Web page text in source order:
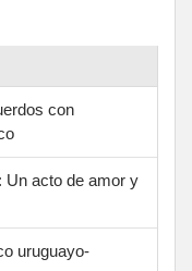
con
Un acto de amor y
uruguayo-